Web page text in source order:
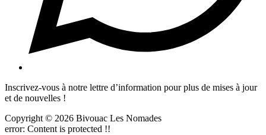
Inscrivez-vous à notre lettre d’information pour plus de mises à jour
et de nouvelles !
Copyright © 2026 Bivouac Les Nomades
error: Content is protected !!